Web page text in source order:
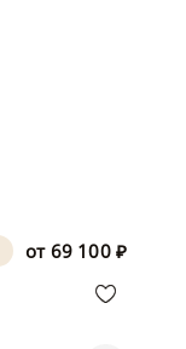
от 69 100 ₽